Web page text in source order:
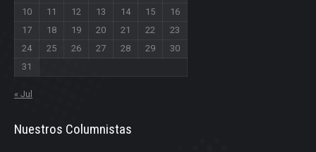
10
11 12 13 14 15
16
17
18 19 20 21 22
23
24
25 26 27 28 29
30
31
« Jul
Nuestros Columnistas